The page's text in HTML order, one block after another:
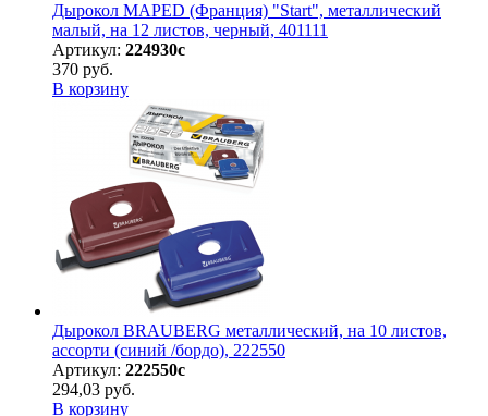
Дырокол MAPED (Франция) "Start", металлический
малый, на 12 листов, черный, 401111
Артикул: 224930с
370 руб.
В корзину
Дырокол BRAUBERG металлический, на 10 листов,
ассорти (синий /бордо), 222550
Артикул: 222550с
294,03 руб.
В корзину